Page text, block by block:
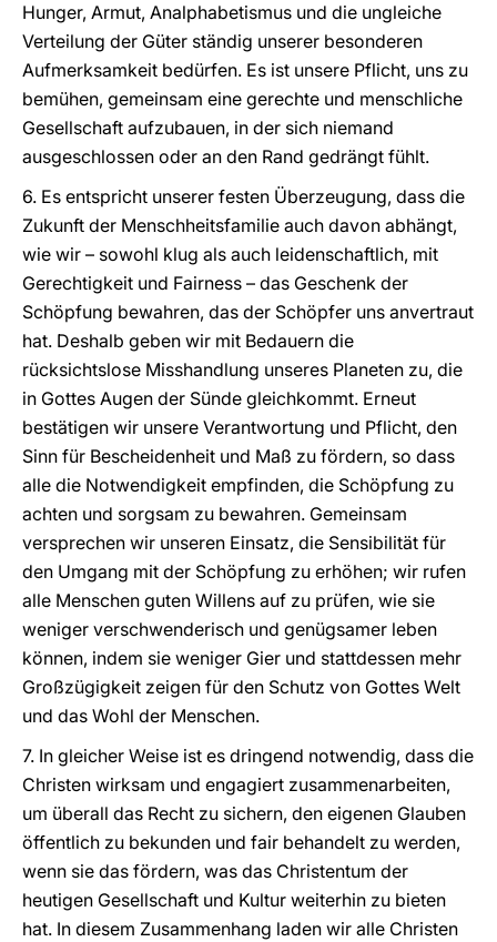
Hunger, Armut, Analphabetismus und die ungleiche
Verteilung der Güter ständig unserer besonderen
Aufmerksamkeit bedürfen. Es ist unsere Pflicht, uns zu
bemühen, gemeinsam eine gerechte und menschliche
Gesellschaft aufzubauen, in der sich niemand
ausgeschlossen oder an den Rand gedrängt fühlt.
6. Es entspricht unserer festen Überzeugung, dass die
Zukunft der Menschheitsfamilie auch davon abhängt,
wie wir – sowohl klug als auch leidenschaftlich, mit
Gerechtigkeit und Fairness – das Geschenk der
Schöpfung bewahren, das der Schöpfer uns anvertraut
hat. Deshalb geben wir mit Bedauern die
rücksichtslose Misshandlung unseres Planeten zu, die
in Gottes Augen der Sünde gleichkommt. Erneut
bestätigen wir unsere Verantwortung und Pflicht, den
Sinn für Bescheidenheit und Maß zu fördern, so dass
alle die Notwendigkeit empfinden, die Schöpfung zu
achten und sorgsam zu bewahren. Gemeinsam
versprechen wir unseren Einsatz, die Sensibilität für
den Umgang mit der Schöpfung zu erhöhen; wir rufen
alle Menschen guten Willens auf zu prüfen, wie sie
weniger verschwenderisch und genügsamer leben
können, indem sie weniger Gier und stattdessen mehr
Großzügigkeit zeigen für den Schutz von Gottes Welt
und das Wohl der Menschen.
7. In gleicher Weise ist es dringend notwendig, dass die
Christen wirksam und engagiert zusammenarbeiten,
um überall das Recht zu sichern, den eigenen Glauben
öffentlich zu bekunden und fair behandelt zu werden,
wenn sie das fördern, was das Christentum der
heutigen Gesellschaft und Kultur weiterhin zu bieten
hat. In diesem Zusammenhang laden wir alle Christen